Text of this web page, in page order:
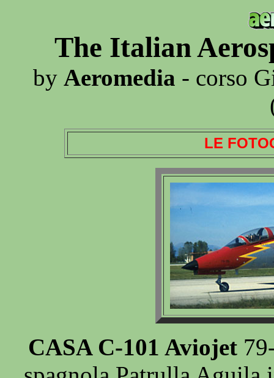
The Italian
by Aeromedia - corso
LE
CASA C-101 Aviojet